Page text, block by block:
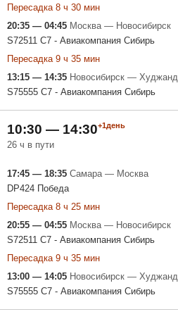
Пересадка 8 ч 30 мин
20:35 — 04:45 Москва — Новосибирск
S72511 С7 - Авиакомпания Сибирь
Пересадка 9 ч 35 мин
13:15 — 14:35 Новосибирск — Худжанд
S75555 С7 - Авиакомпания Сибирь
10:30 — 14:30+1день
26 ч в пути
17:45 — 18:35 Самара — Москва
DP424 Победа
Пересадка 8 ч 25 мин
20:55 — 04:55 Москва — Новосибирск
S72511 С7 - Авиакомпания Сибирь
Пересадка 9 ч 35 мин
13:00 — 14:05 Новосибирск — Худжанд
S75555 С7 - Авиакомпания Сибирь